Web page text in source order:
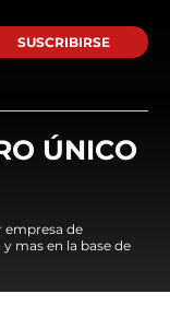
SUSCRIBIRSE
ÚNICO
empresa de
mas en la base de